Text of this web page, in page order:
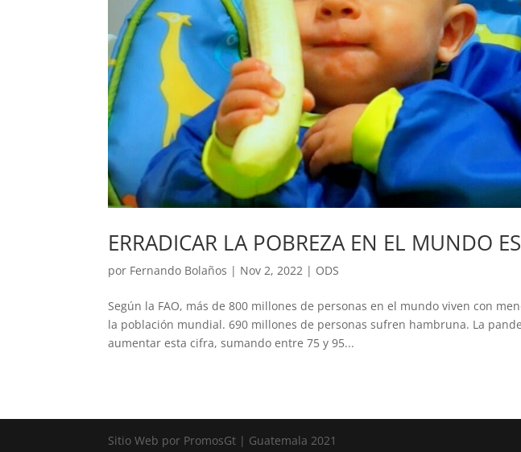
ERRADICAR LA POBREZA EN EL MUNDO
por Fernando Bolaños | Nov 2, 2022 | ODS
Según la FAO, más de 800 millones de personas en el mundo viven con
la población mundial. 690 millones de personas sufren hambruna. La
aumentar esta cifra, sumando entre 75 y 95...
Sitio Web por PromosGt | Guatemala 2021